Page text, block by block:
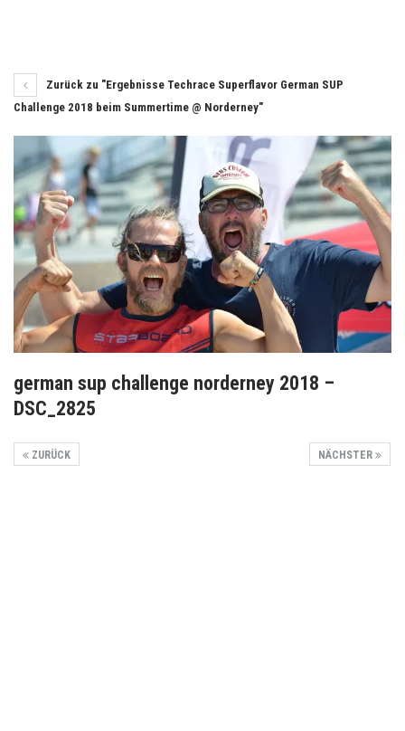
Zurück zu "Ergebnisse Techrace Superflavor German SUP
Challenge 2018 beim Summertime @ Norderney"
german sup challenge norderney 2018 –
DSC_2825
NÄCHSTER
ZURÜCK